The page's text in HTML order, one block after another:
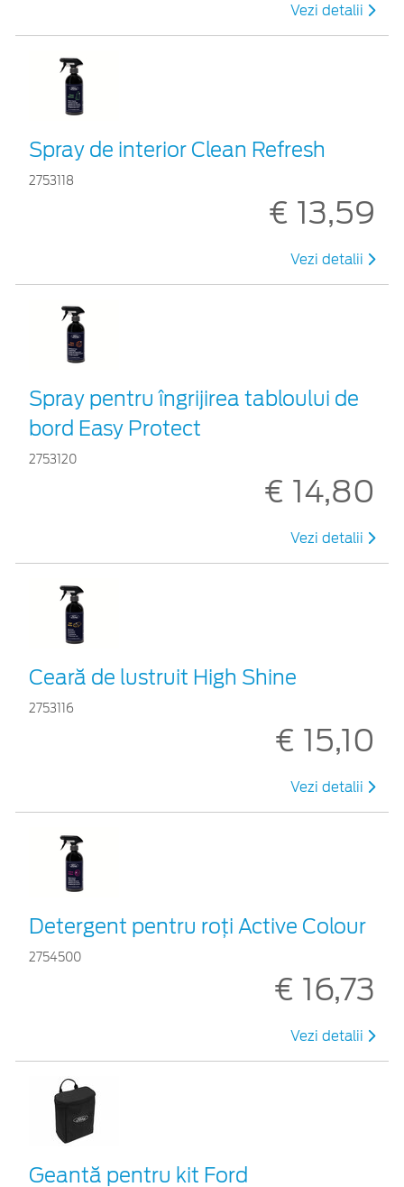
Vezi detalii
Spray de interior Clean Refresh
2753118
€ 13,59
Vezi detalii
Spray pentru îngrijirea tabloului de
bord Easy Protect
2753120
€ 14,80
Vezi detalii
Ceară de lustruit High Shine
2753116
€ 15,10
Vezi detalii
Detergent pentru roți Active Colour
2754500
€ 16,73
Vezi detalii
Geantă pentru kit Ford